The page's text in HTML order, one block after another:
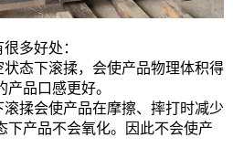
多好处：
态下滚揉，会使产品物理体积得
品口感更好。
揉会使产品在摩擦、摔打时减少
下产品不会氧化。因此不会使产